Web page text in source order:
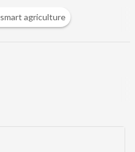
smart agriculture